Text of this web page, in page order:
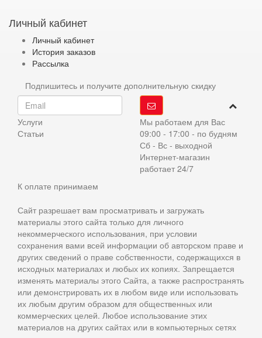
Личный кабинет
Личный кабинет
История заказов
Рассылка
Подпишитесь и получите дополнительную скидку
Услуги
Статьи
Мы работаем для Вас
09:00 - 17:00 - по будням
Сб - Вс - выходной
Интернет-магазин
работает 24/7
К оплате принимаем
Сайт разрешает вам просматривать и загружать
материалы этого сайта только для личного
некоммерческого использования, при условии
сохранения вами всей информации об авторском праве и
других сведений о праве собственности, содержащихся в
исходных материалах и любых их копиях. Запрещается
изменять материалы этого Сайта, а также распространять
или демонстрировать их в любом виде или использовать
их любым другим образом для общественных или
коммерческих целей. Любое использование этих
материалов на других сайтах или в компьютерных сетях